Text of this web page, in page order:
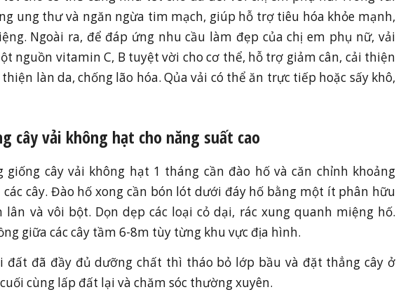
ung thư và ngăn ngừa tim mạch, giúp hỗ trợ tiêu hóa khỏe mạnh,
Ngoài ra, để đáp ứng nhu cầu làm đẹp của chị em phụ nữ, vải
nguồn vitamin C, B tuyệt vời cho cơ thể, hỗ trợ giảm cân, cải thiện
làn da, chống lão hóa. Qủa vải có thể ăn trực tiếp hoặc sấy khô,
cây vải không hạt cho năng suất cao
giống cây vải không hạt 1 tháng cần đào hố và căn chỉnh khoảng
các cây. Đào hố xong cần bón lót dưới đáy hố bằng một ít phân hữu
và vôi bột. Dọn dẹp các loại cỏ dại, rác xung quanh miệng hố.
giữa các cây tầm 6-8m tùy từng khu vực địa hình.
đất đã đầy đủ dưỡng chất thì tháo bỏ lớp bầu và đặt thẳng cây ở
cùng lấp đất lại và chăm sóc thường xuyên.